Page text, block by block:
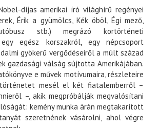
díjas amerikai író világhírű regényei
Érik a gyümölcs, Kék öböl, Égi mező,
stb.) megrázó kortörténeti
egy egész korszakról, egy népcsoport
gyökerű vergődéseiről a múlt század
gazdasági válság sújtotta Amerikájában.
e művek motívumaira, részleteire
mesél el két fiatalemberről –
–, akik megpróbálják megvalósítani
kemény munka árán megtakarított
szeretnének vásárolni, ahol végre